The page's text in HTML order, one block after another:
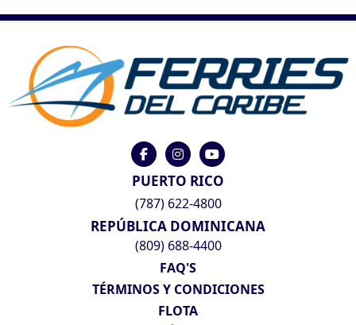
PUERTO RICO
(787) 622-4800
REPÚBLICA DOMINICANA
(809) 688-4400
FAQ'S
TÉRMINOS Y CONDICIONES
FLOTA